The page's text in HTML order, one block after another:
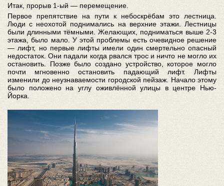
Итак, прорыв 1-ый — перемещение.
Первое препятствие на пути к небоскрёбам это лестница.
Люди с неохотой поднимались на верхние этажи. Лестницы
были длинными тёмными. Желающих, подниматься выше 2-3
этажа, было мало. У этой проблемы есть очевидное решение
— лифт, но первые лифты имели один смертельно опасный
недостаток. Они падали когда рвался трос и ничто не могло их
остановить. Позже было создано устройство, которое могло
почти мгновенно остановить падающий лифт. Лифты
изменили до неузнаваемости городской пейзаж. Начало этому
было положено на углу оживлённой улицы в центре Нью-
Йорка.